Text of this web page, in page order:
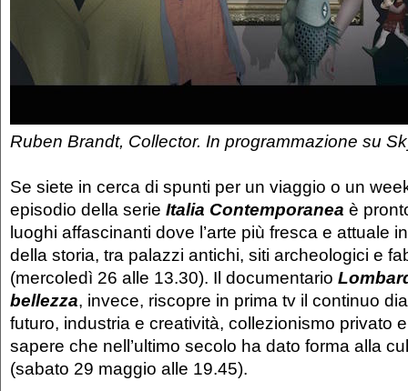
Ruben Brandt, Collector. In programmazione su
Se siete in cerca di spunti per un viaggio o un
episodio della serie Italia Contemporanea è
luoghi affascinanti dove l’arte più fresca e attuale
della storia, tra palazzi antichi, siti archeologici e
(mercoledì 26 alle 13.30). Il documentario
bellezza, invece, riscopre in prima tv il continuo
futuro, industria e creatività, collezionismo privato
sapere che nell’ultimo secolo ha dato forma alla
(sabato 29 maggio alle 19.45).